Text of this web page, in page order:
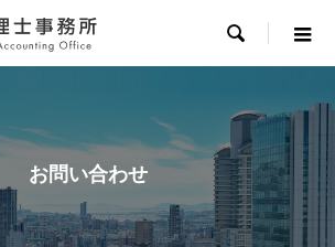

お問い合わせ